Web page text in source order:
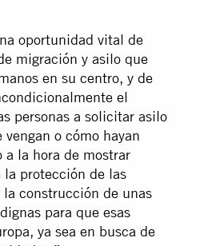
oportunidad vital de
migración y asilo que
en su centro, y de
el
personas a solicitar asilo
o cómo hayan
a la hora de mostrar
la protección de las
la construcción de unas
para que esas
ya sea en busca de